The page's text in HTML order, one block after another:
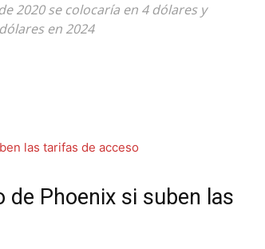
2020 se colocaría en 4 dólares y
en 2024
Phoenix si suben las